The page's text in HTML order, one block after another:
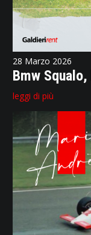
28 Marzo 2026
Bmw
leggi di più